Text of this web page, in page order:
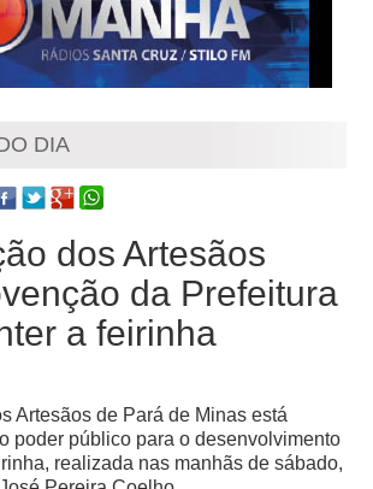
DIA
dos Artesãos
da Prefeitura
a feirinha
Artesãos de Pará de Minas está
poder público para o desenvolvimento
realizada nas manhãs de sábado,